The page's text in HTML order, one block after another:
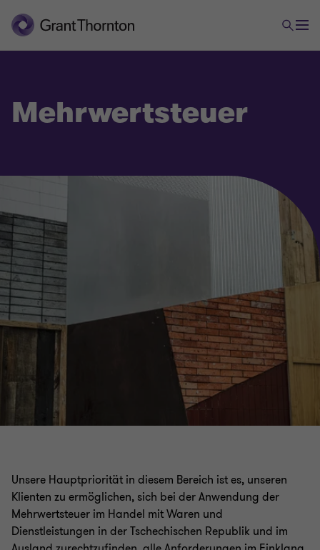
Mehrwertsteuer
Unsere Hauptpriorität in diesem Bereich ist es, unseren
Klienten zu ermöglichen, sich bei der Anwendung der
Mehrwertsteuer im Handel mit Waren und
Dienstleistungen in der Tschechischen Republik und im